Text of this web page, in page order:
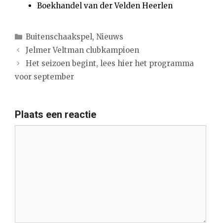
Boekhandel van der Velden Heerlen
Categorieën
Buitenschaakspel, Nieuws
Jelmer Veltman clubkampioen
Het seizoen begint, lees hier het programma
voor september
Plaats een reactie